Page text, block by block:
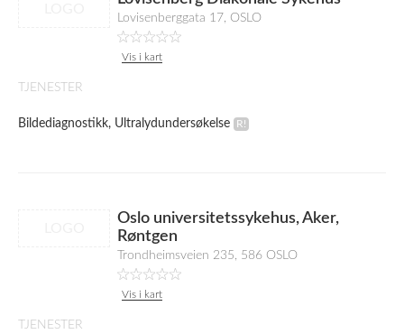
Lovisenberggata 17, OSLO
Vis i kart
TJENESTER
Bildediagnostikk, Ultralydundersøkelse
Oslo universitetssykehus, Aker,
Røntgen
Trondheimsveien 235, 586 OSLO
Vis i kart
TJENESTER